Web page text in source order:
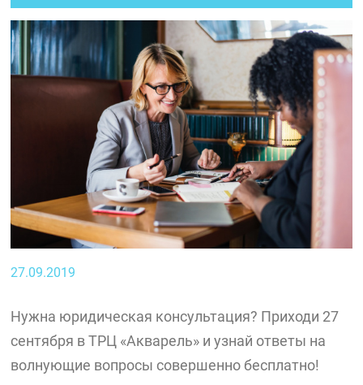
27.09.2019
Нужна юридическая консультация? Приходи 27
сентября в ТРЦ «Акварель» и узнай ответы на
волнующие вопросы совершенно бесплатно!